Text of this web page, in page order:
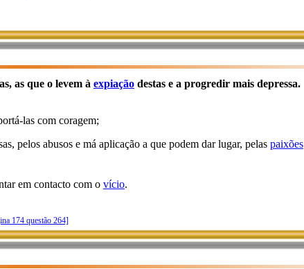
as que o levem à expiação destas e a progredir mais depressa.
las com coragem;
pelos abusos e má aplicação a que podem dar lugar, pelas paixões
em contacto com o vício.
174 questão 264]